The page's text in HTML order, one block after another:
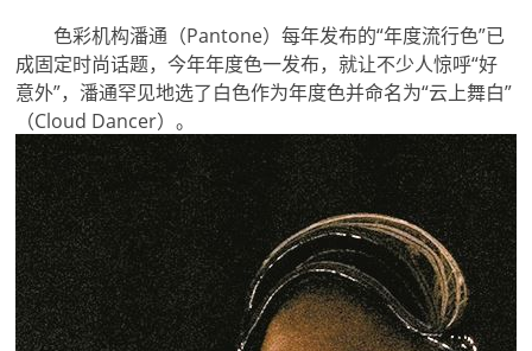
色彩机构潘通（Pantone）每年发布的“年度流行色”已
成固定时尚话题，今年年度色一发布，就让不少人惊呼“好
意外”，潘通罕见地选了白色作为年度色并命名为“云上舞白”
（Cloud Dancer）。